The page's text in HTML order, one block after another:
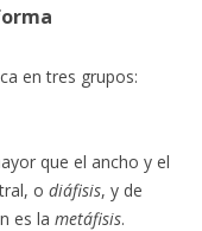
en tres grupos:
que el ancho y el
o diáfisis, y de
es la metáfisis.